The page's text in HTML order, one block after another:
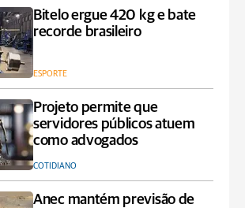
Bitelo ergue 420 kg e bate
recorde brasileiro
ESPORTE
Projeto permite que
servidores públicos atuem
como advogados
COTIDIANO
Anec mantém previsão de